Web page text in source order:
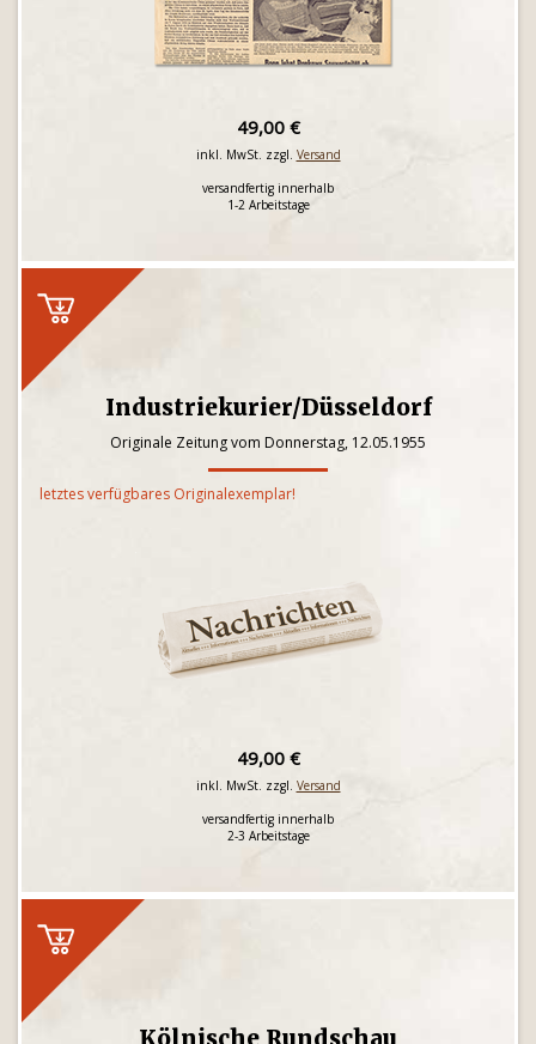
49,00 €
inkl. MwSt. zzgl. Versand
versandfertig innerhalb
1-2 Arbeitstage
Industriekurier/Düsseldorf
Originale Zeitung vom Donnerstag, 12.05.1955
letztes verfügbares Originalexemplar!
49,00 €
inkl. MwSt. zzgl. Versand
versandfertig innerhalb
2-3 Arbeitstage
Kölnische Rundschau